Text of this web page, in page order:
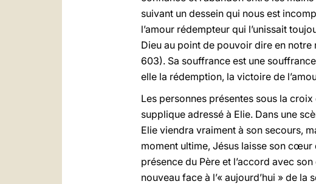
suivant un dessein qui nous est
l’amour rédempteur qui l’unissait
Dieu au point de pouvoir dire en notre
603). Sa souffrance est une
elle la rédemption, la victoire de
Les personnes présentes sous la
supplique adressé à Elie. Dans une
Elie viendra vraiment à son secours,
moment ultime, Jésus laisse son cœur
présence du Père et l’accord avec
nouveau face à l’« aujourd’hui » de